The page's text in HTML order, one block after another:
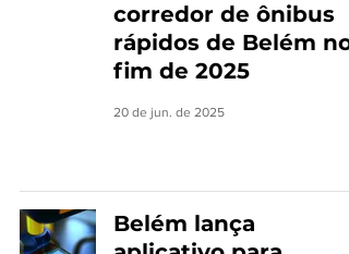
corredor de ônibus
rápidos de Belém no
fim de 2025
20 de jun. de 2025
Belém lança